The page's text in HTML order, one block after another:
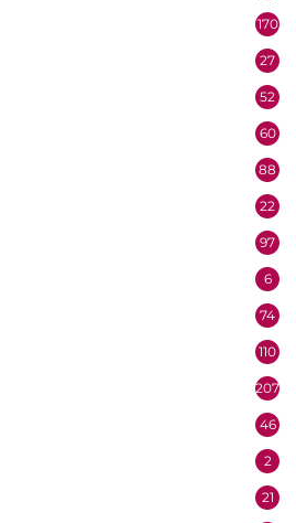
170
27
52
60
88
22
97
6
74
110
207
46
2
21